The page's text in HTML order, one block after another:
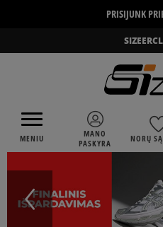
PRISIJUNK
MENIU
MANO
PASKYRA
NORŲ